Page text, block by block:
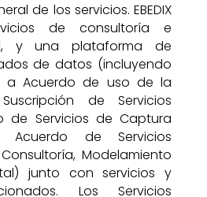
de los servicios. EBEDIX
de consultoría e
y una plataforma de
de datos (incluyendo
a Acuerdo de uso de la
de Servicios
de Servicios de Captura
de Servicios
Modelamiento
junto con servicios y
Los Servicios